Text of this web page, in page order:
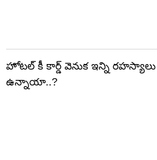
హోటల్ కీ కార్డ్ వెనుక ఇన్ని రహస్యాలు
ఉన్నాయా..?